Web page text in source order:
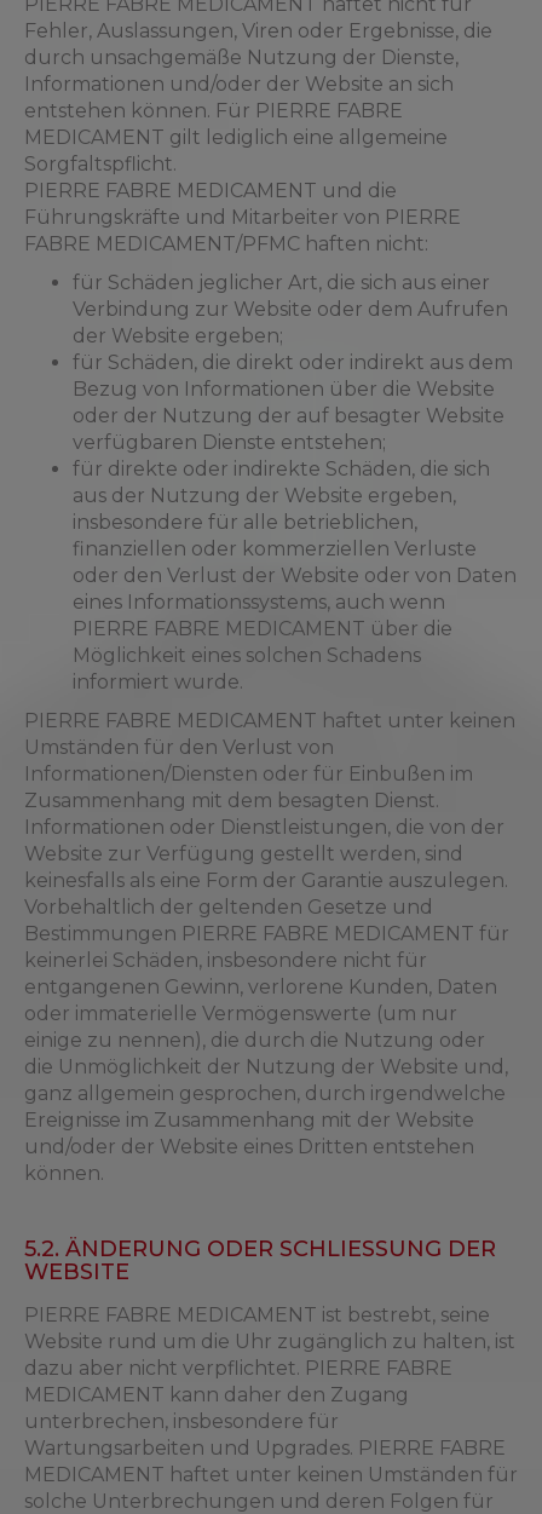
Fehler, Auslassungen, Viren oder Ergebnisse, die
durch unsachgemäße Nutzung der Dienste,
Informationen und/oder der Website an sich
entstehen können. Für PIERRE FABRE
MEDICAMENT gilt lediglich eine allgemeine
Sorgfaltspflicht.
PIERRE FABRE MEDICAMENT und die
Führungskräfte und Mitarbeiter von PIERRE
FABRE MEDICAMENT/PFMC haften nicht:
für Schäden jeglicher Art, die sich aus einer
Verbindung zur Website oder dem Aufrufen
der Website ergeben;
für Schäden, die direkt oder indirekt aus dem
Bezug von Informationen über die Website
oder der Nutzung der auf besagter Website
verfügbaren Dienste entstehen;
für direkte oder indirekte Schäden, die sich
aus der Nutzung der Website ergeben,
insbesondere für alle betrieblichen,
finanziellen oder kommerziellen Verluste
oder den Verlust der Website oder von Daten
eines Informationssystems, auch wenn
PIERRE FABRE MEDICAMENT über die
Möglichkeit eines solchen Schadens
informiert wurde.
PIERRE FABRE MEDICAMENT haftet unter keinen
Umständen für den Verlust von
Informationen/Diensten oder für Einbußen im
Zusammenhang mit dem besagten Dienst.
Informationen oder Dienstleistungen, die von der
Website zur Verfügung gestellt werden, sind
keinesfalls als eine Form der Garantie auszulegen.
Vorbehaltlich der geltenden Gesetze und
Bestimmungen PIERRE FABRE MEDICAMENT für
keinerlei Schäden, insbesondere nicht für
entgangenen Gewinn, verlorene Kunden, Daten
oder immaterielle Vermögenswerte (um nur
einige zu nennen), die durch die Nutzung oder
die Unmöglichkeit der Nutzung der Website und,
ganz allgemein gesprochen, durch irgendwelche
Ereignisse im Zusammenhang mit der Website
und/oder der Website eines Dritten entstehen
können.
5.2. ÄNDERUNG ODER SCHLIESSUNG DER
WEBSITE
PIERRE FABRE MEDICAMENT ist bestrebt, seine
Website rund um die Uhr zugänglich zu halten, ist
dazu aber nicht verpflichtet. PIERRE FABRE
MEDICAMENT kann daher den Zugang
unterbrechen, insbesondere für
Wartungsarbeiten und Upgrades. PIERRE FABRE
MEDICAMENT haftet unter keinen Umständen für
solche Unterbrechungen und deren Folgen für